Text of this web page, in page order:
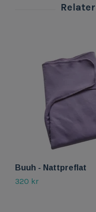
Buuh - Nattpreflat
320 kr